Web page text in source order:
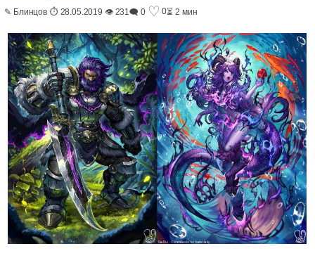
✎ Блинцов ⏱ 28.05.2019 👁 231🗨 0 ♡ 0⏳ 2 мин